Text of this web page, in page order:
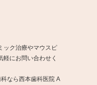
ック治療やマウスピ
軽にお問い合わせく
なら西本歯科医院 A